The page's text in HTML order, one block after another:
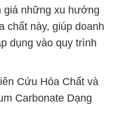
giá những xu hướng
chất này, giúp doanh
dụng vào quy trình
Cứu Hóa Chất và
Carbonate Dạng